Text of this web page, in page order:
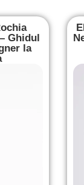
Ghidul
la